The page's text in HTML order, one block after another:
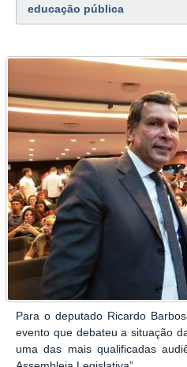
educação pública
Para o deputado Ricardo
evento que debateu a situação
uma das mais qualificadas